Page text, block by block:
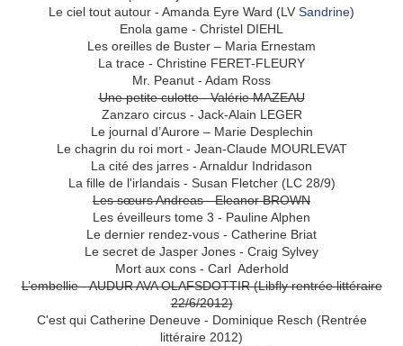
Le ciel tout autour - Amanda Eyre Ward (LV Sandrine)
Enola game - Christel DIEHL
Les oreilles de Buster – Maria Ernestam
La trace - Christine FERET-FLEURY
Mr. Peanut - Adam Ross
Une petite culotte - Valérie MAZEAU
Zanzaro circus - Jack-Alain LEGER
Le journal d’Aurore – Marie Desplechin
Le chagrin du roi mort - Jean-Claude MOURLEVAT
La cité des jarres - Arnaldur Indridason
La fille de l'irlandais - Susan Fletcher (LC 28/9)
Les sœurs Andreas - Eleanor BROWN
Les éveilleurs tome 3 - Pauline Alphen
Le dernier rendez-vous - Catherine Briat
Le secret de Jasper Jones - Craig Sylvey
Mort aux cons - Carl Aderhold
L’embellie - AUDUR AVA OLAFSDOTTIR (Libfly rentrée littéraire
22/6/2012)
C'est qui Catherine Deneuve - Dominique Resch (Rentrée
littéraire 2012)